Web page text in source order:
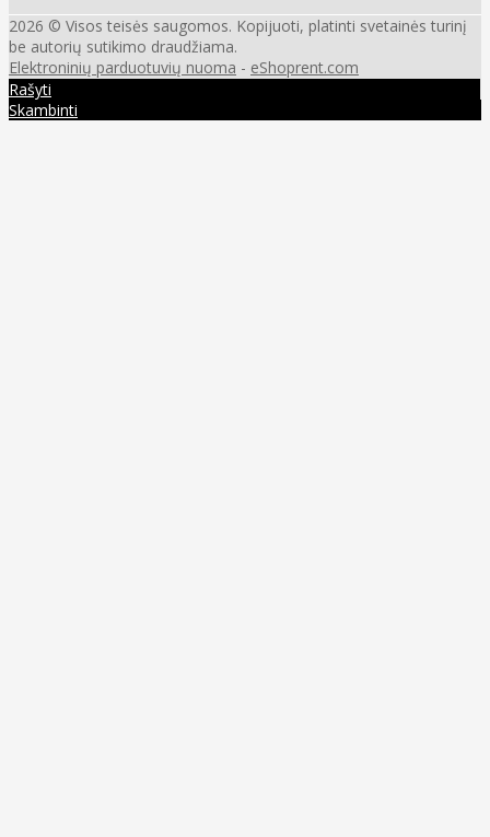
2026 © Visos teisės saugomos. Kopijuoti, platinti svetainės turinį
be autorių sutikimo draudžiama.
Elektroninių parduotuvių nuoma - eShoprent.com
Rašyti
Skambinti